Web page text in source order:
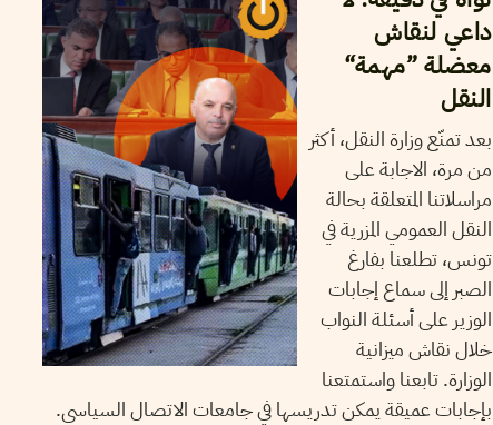
داعي لنقاش
معضلة ”مهمة“
النقل
بعد تمنّع وزارة النقل، أكثر
من مرة، الاجابة على
مراسلاتنا المتعلقة بحالة
النقل العمومي المزرية في
تونس، تطلعنا بفارغ
الصبر إلى سماع إجابات
الوزير على أسئلة النواب
خلال نقاش ميزانية
الوزارة. تابعنا واستمتعنا
بإجابات عميقة يمكن تدريسها في جامعات الاتصال السياسي.